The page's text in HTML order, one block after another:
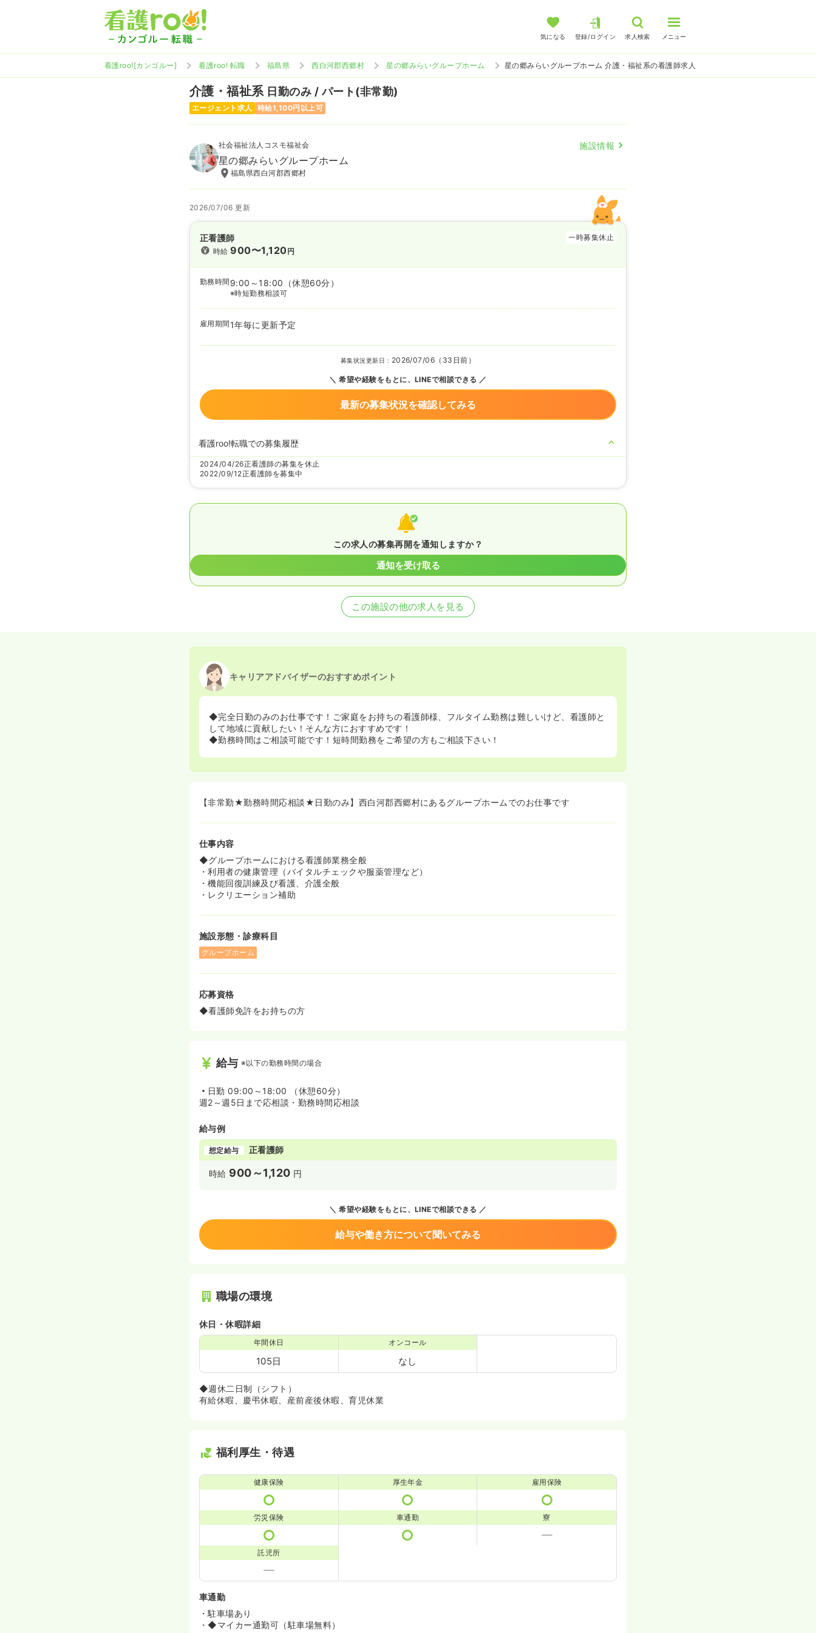
気になる 登録/ログイン 求人検索 メニュー
看護roo![カンゴルー] 看護roo! 転職 福島県 西白河郡西郷村 星の郷みらいグループホーム 星の郷みらいグループホーム 介護・福祉系の看護師求人
介護・福祉系 日勤のみ / パート(非常勤)
エージェント求人 時給1,100円以上可
社会福祉法人コスモ福祉会 施設情報
星の郷みらいグループホーム
福島県西白河郡西郷村
2026/07/06 更新
正看護師
一時募集休止
時給900〜1,120円
勤務時間 9:00～18:00 （休憩60分）
※時短勤務相談可
雇用期間 1年毎に更新予定
募集状況更新日： 2026/07/06（33日前）
希望や経験をもとに、LINEで相談できる
最新の募集状況を確認してみる
看護roo!転職での募集履歴
2024/04/26正看護師の募集を休止
2022/09/12正看護師を募集中
この求人の募集再開を通知しますか？
通知を受け取る
この施設の他の求人を見る
キャリアアドバイザーのおすすめポイント
◆完全日勤のみのお仕事です！ご家庭をお持ちの看護師様、フルタイム勤務は難しいけど、看護師と
して地域に貢献したい！そんな方におすすめです！
◆勤務時間はご相談可能です！短時間勤務をご希望の方もご相談下さい！
【非常勤★勤務時間応相談★日勤のみ】西白河郡西郷村にあるグループホームでのお仕事です
仕事内容
◆グループホームにおける看護師業務全般
・利用者の健康管理（バイタルチェックや服薬管理など）
・機能回復訓練及び看護、介護全般
・レクリエーション補助
施設形態・診療科目
グループホーム
応募資格
◆看護師免許をお持ちの方
給与 ※以下の勤務時間の場合
日勤 09:00～18:00 （休憩60分）
週2～週5日まで応相談・勤務時間応相談
給与例
想定給与 正看護師
時給 900～1,120 円
希望や経験をもとに、LINEで相談できる
給与や働き方について聞いてみる
職場の環境
休日・休暇詳細
年間休日
105日
オンコール
なし
◆週休二日制（シフト）
有給休暇、慶弔休暇、産前産後休暇、育児休業
福利厚生・待遇
健康保険 厚生年金 雇用保険
労災保険 車通勤 寮
託児所
車通勤
・駐車場あり
・◆マイカー通勤可（駐車場無料）